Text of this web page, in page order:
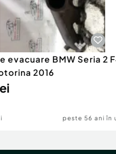
evacuare BMW Seria 2
2016
peste 56 ani în